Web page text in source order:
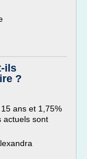
ils
?
ans et 1,75%
actuels sont